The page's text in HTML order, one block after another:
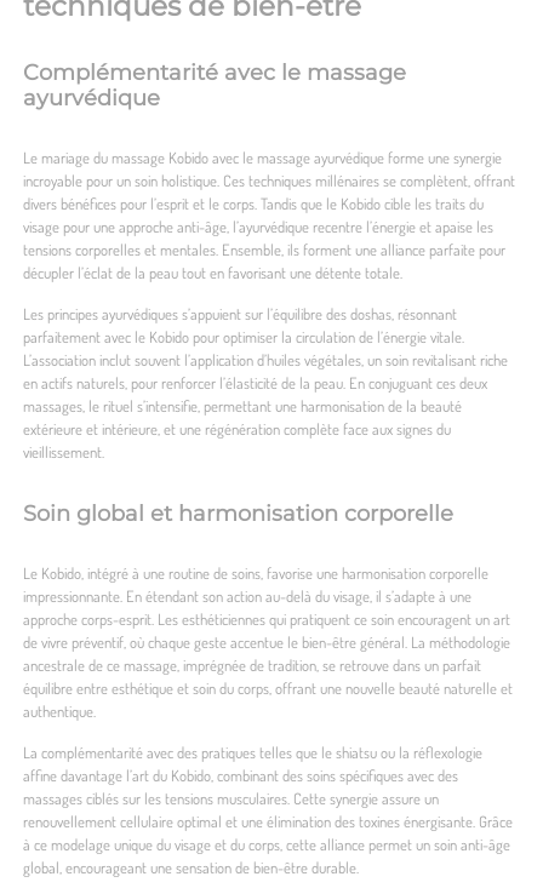
Complémentarité avec le massage
ayurvédique
Le mariage du massage Kobido avec le massage ayurvédique forme une synergie
incroyable pour un soin holistique. Ces techniques millénaires se complètent, offrant
divers bénéfices pour l’esprit et le corps. Tandis que le Kobido cible les traits du
visage pour une approche anti-âge, l’ayurvédique recentre l’énergie et apaise les
tensions corporelles et mentales. Ensemble, ils forment une alliance parfaite pour
décupler l’éclat de la peau tout en favorisant une détente totale.
Les principes ayurvédiques s’appuient sur l’équilibre des doshas, résonnant
parfaitement avec le Kobido pour optimiser la circulation de l’énergie vitale.
L’association inclut souvent l’application d’huiles végétales, un soin revitalisant riche
en actifs naturels, pour renforcer l’élasticité de la peau. En conjuguant ces deux
massages, le rituel s’intensifie, permettant une harmonisation de la beauté
extérieure et intérieure, et une régénération complète face aux signes du
vieillissement.
Soin global et harmonisation corporelle
Le Kobido, intégré à une routine de soins, favorise une harmonisation corporelle
impressionnante. En étendant son action au-delà du visage, il s’adapte à une
approche corps-esprit. Les esthéticiennes qui pratiquent ce soin encouragent un art
de vivre préventif, où chaque geste accentue le bien-être général. La méthodologie
ancestrale de ce massage, imprégnée de tradition, se retrouve dans un parfait
équilibre entre esthétique et soin du corps, offrant une nouvelle beauté naturelle et
authentique.
La complémentarité avec des pratiques telles que le shiatsu ou la réflexologie
affine davantage l’art du Kobido, combinant des soins spécifiques avec des
massages ciblés sur les tensions musculaires. Cette synergie assure un
renouvellement cellulaire optimal et une élimination des toxines énergisante. Grâce
à ce modelage unique du visage et du corps, cette alliance permet un soin anti-âge
global, encourageant une sensation de bien-être durable.